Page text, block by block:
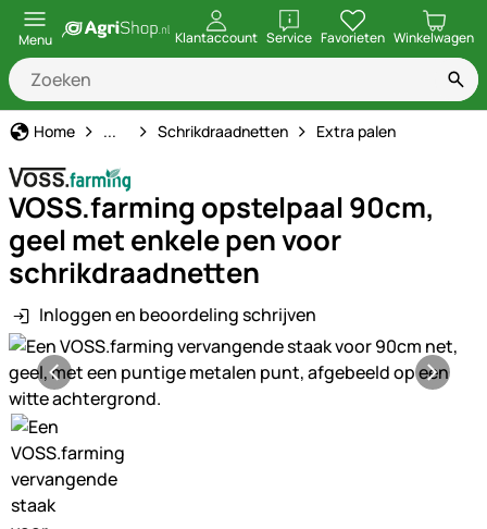
Menu Klantaccount ServiceopenenFavorieten Winkelwagen
Home Schrikdraad
... Schrikdraadnetten Extra palen
VOSS.farming opstelpaal 90cm,
geel met enkele pen voor
schrikdraadnetten
Inloggen en beoordeling schrijven
Productgalerij